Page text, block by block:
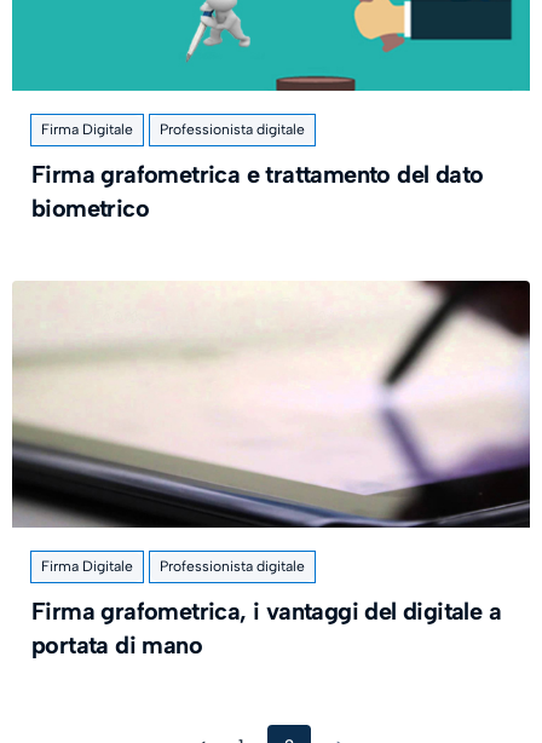
Firma Digitale Professionista digitale
Firma grafometrica e trattamento del dato
biometrico
Firma Digitale Professionista digitale
Firma grafometrica, i vantaggi del digitale a
portata di mano